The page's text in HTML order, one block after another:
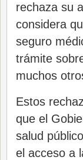
rechaza su
considera
seguro
trámite
muchos
Estos
que el
salud
el acceso a